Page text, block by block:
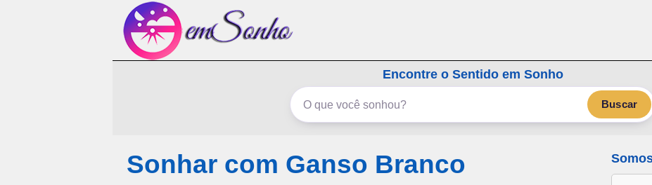
Encontre o Sentido em Sonho
Buscar
Sonhar com Ganso Branco